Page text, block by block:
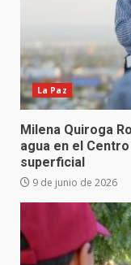
La Paz
Milena Quiroga
agua en el
superficial
9 de junio de 2026